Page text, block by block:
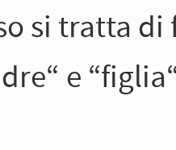
si tratta
e